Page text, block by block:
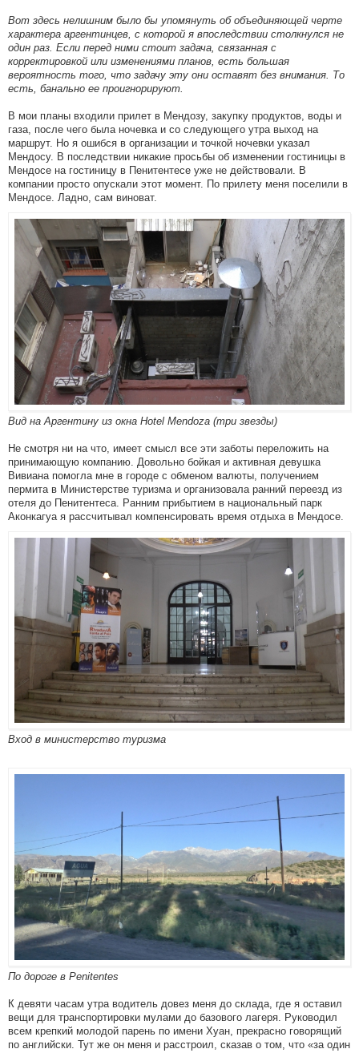
Вот здесь нелишним было бы упомянуть об объединяющей черте
характера аргентинцев, с которой я впоследствии столкнулся не
один раз. Если перед ними стоит задача, связанная с
корректировкой или изменениями планов, есть большая
вероятность того, что задачу эту они оставят без внимания. То
есть, банально ее проигнорируют.
В мои планы входили прилет в Мендозу, закупку продуктов, воды и
газа, после чего была ночевка и со следующего утра выход на
маршрут. Но я ошибся в организации и точкой ночевки указал
Мендосу. В последствии никакие просьбы об изменении гостиницы в
Мендосе на гостиницу в Пенитентесе уже не действовали. В
компании просто опускали этот момент. По прилету меня поселили в
Мендосе. Ладно, сам виноват.
Вид на Аргентину из окна Hotel Mendoza (три звезды)
Не смотря ни на что, имеет смысл все эти заботы переложить на
принимающую компанию. Довольно бойкая и активная девушка
Вивиана помогла мне в городе с обменом валюты, получением
пермита в Министерстве туризма и организовала ранний переезд из
отеля до Пенитентеса. Ранним прибытием в национальный парк
Аконкагуа я рассчитывал компенсировать время отдыха в Мендосе.
Вход в министерство туризма
По дороге в Penitentes
К девяти часам утра водитель довез меня до склада, где я оставил
вещи для транспортировки мулами до базового лагеря. Руководил
всем крепкий молодой парень по имени Хуан, прекрасно говорящий
по английски. Тут же он меня и расстроил, сказав о том, что «за один